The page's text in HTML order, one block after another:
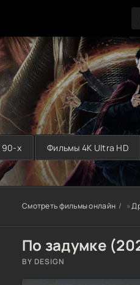
х Фильмы 4K Ultra HD
Смотреть фильмы онлайн »
По задумке
BY DESIGN